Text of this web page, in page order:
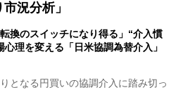
況分析」
転換のスイッチになり得る」“介入慣
心理を変える「日米協調為替介入」
となる円買いの協調介入に踏み切っ